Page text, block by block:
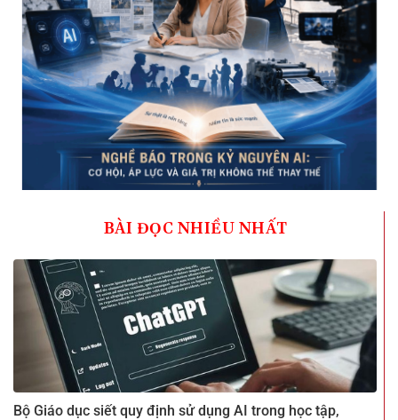
BÀI ĐỌC NHIỀU NHẤT
Bộ Giáo dục siết quy định sử dụng AI trong học tập,